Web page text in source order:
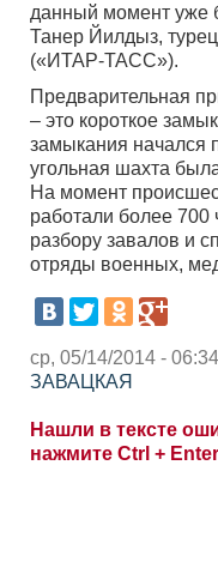
данный момент уже
Танер Йилдыз,
(«ИТАР-ТАСС»).
Предварительная
– это короткое
замыкания начался
угольная шахта
На момент
работали более 700
разбору завалов и
отряды военных,
ср, 05/14/2014 -
ЗАВАЦКАЯ
Нашли в тексте
нажмите Ctrl + Enter